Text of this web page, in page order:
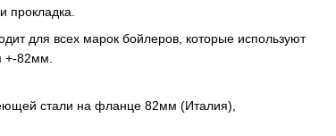
прокладка.
для всех марок бойлеров, которые используют
+-82мм.
стали на фланце 82мм (Италия),